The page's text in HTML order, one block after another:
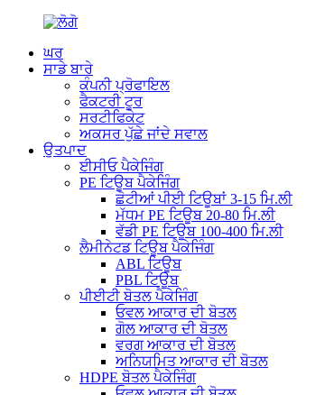
ਘਰ
ਸਾਡੇ ਬਾਰੇ
ਕੰਪਨੀ ਪ੍ਰੋਫਾਇਲ
ਫੈਕਟਰੀ ਟੂਰ
ਸਰਟੀਫਿਕੇਟ
ਅਕਸਰ ਪੁੱਛੇ ਜਾਂਦੇ ਸਵਾਲ
ਉਤਪਾਦ
ਈਸੀਓ ਪੈਕੇਜਿੰਗ
PE ਟਿਊਬ ਪੈਕੇਜਿੰਗ
ਛੋਟੀਆਂ ਪੀਈ ਟਿਊਬਾਂ 3-15 ਮਿ.ਲੀ
ਮੱਧਮ PE ਟਿਊਬ 20-80 ਮਿ.ਲੀ
ਵੱਡੀ PE ਟਿਊਬ 100-400 ਮਿ.ਲੀ
ਲੈਮੀਨੇਟਡ ਟਿਊਬ ਪੈਕੇਜਿੰਗ
ABL ਟਿਊਬ
PBL ਟਿਊਬ
ਪੀਈਟੀ ਬੋਤਲ ਪੈਕੇਜਿੰਗ
ਓਵਲ ਆਕਾਰ ਦੀ ਬੋਤਲ
ਗੋਲ ਆਕਾਰ ਦੀ ਬੋਤਲ
ਵਰਗ ਆਕਾਰ ਦੀ ਬੋਤਲ
ਅਨਿਯਮਿਤ ਆਕਾਰ ਦੀ ਬੋਤਲ
HDPE ਬੋਤਲ ਪੈਕੇਜਿੰਗ